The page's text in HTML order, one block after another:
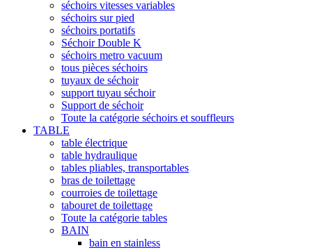
séchoirs vitesses variables
séchoirs sur pied
séchoirs portatifs
Séchoir Double K
séchoirs metro vacuum
tous pièces séchoirs
tuyaux de séchoir
support tuyau séchoir
Support de séchoir
Toute la catégorie séchoirs et souffleurs
TABLE
table électrique
table hydraulique
tables pliables, transportables
bras de toilettage
courroies de toilettage
tabouret de toilettage
Toute la catégorie tables
BAIN
bain en stainless